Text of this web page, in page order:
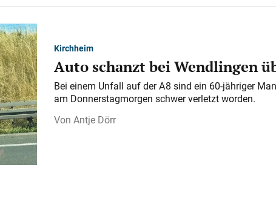
Kirchheim
Auto schanzt bei Wendlingen
Bei einem Unfall auf der A 8 sind ein 60-jähriger
am Donnerstagmorgen schwer verletzt worden.
Antje Dörr